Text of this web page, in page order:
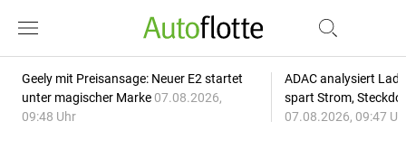
Geely mit Preisansage: Neuer E2 startet
unter magischer Marke 07.08.2026,
09:48 Uhr
ADAC analysiert
spart Strom,
07.08.2026, 09:47